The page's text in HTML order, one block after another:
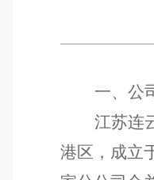
一、公
江苏连
港区，成立